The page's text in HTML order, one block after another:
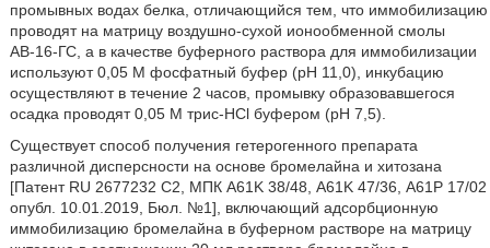
промывных водах белка, отличающийся тем, что иммобилизацию
проводят на матрицу воздушно-сухой ионообменной смолы
АВ-16-ГС, а в качестве буферного раствора для иммобилизации
используют 0,05 М фосфатный буфер (рН 11,0), инкубацию
осуществляют в течение 2 часов, промывку образовавшегося
осадка проводят 0,05 М трис-HCl буфером (рН 7,5).
Существует способ получения гетерогенного препарата
различной дисперсности на основе бромелайна и хитозана
[Патент RU 2677232 С2, МПК А61K 38/48, А61K 47/36, А61Р 17/02
опубл. 10.01.2019, Бюл. №1], включающий адсорбционную
иммобилизацию бромелайна в буферном растворе на матрицу